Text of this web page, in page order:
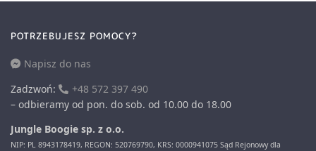
POTRZEBUJESZ POMOCY?
Napisz do nas
Zadzwoń:
+48 572 397 490
– odbieramy od pon. do sob. od 10.00 do 18.00
Jungle Boogie sp. z o.o.
NIP: PL 8943178419, REGON: 520769790, KRS: 0000941075 Sąd Rejonowy dla